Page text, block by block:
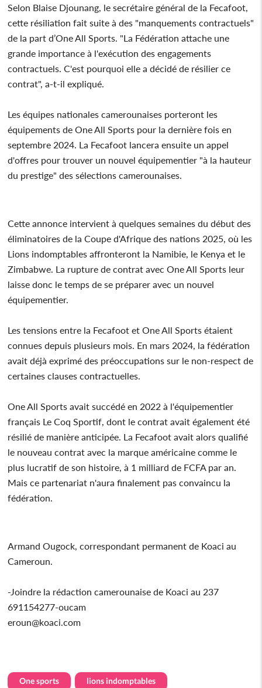
Selon Blaise Djounang, le secrétaire général de la Fecafoot,
cette résiliation fait suite à des "manquements contractuels"
de la part d’One All Sports. "La Fédération attache une
grande importance à l'exécution des engagements
contractuels. C'est pourquoi elle a décidé de résilier ce
contrat", a-t-il expliqué.
Les équipes nationales camerounaises porteront les
équipements de One All Sports pour la dernière fois en
septembre 2024. La Fecafoot lancera ensuite un appel
d'offres pour trouver un nouvel équipementier "à la hauteur
du prestige" des sélections camerounaises.
Cette annonce intervient à quelques semaines du début des
éliminatoires de la Coupe d'Afrique des nations 2025, où les
Lions indomptables affronteront la Namibie, le Kenya et le
Zimbabwe. La rupture de contrat avec One All Sports leur
laisse donc le temps de se préparer avec un nouvel
équipementier.
Les tensions entre la Fecafoot et One All Sports étaient
connues depuis plusieurs mois. En mars 2024, la fédération
avait déjà exprimé des préoccupations sur le non-respect de
certaines clauses contractuelles.
One All Sports avait succédé en 2022 à l'équipementier
français Le Coq Sportif, dont le contrat avait également été
résilié de manière anticipée. La Fecafoot avait alors qualifié
le nouveau contrat avec la marque américaine comme le
plus lucratif de son histoire, à 1 milliard de FCFA par an.
Mais ce partenariat n'aura finalement pas convaincu la
fédération.
Armand Ougock, correspondant permanent de Koaci au
Cameroun.
-Joindre la rédaction camerounaise de Koaci au 237
691154277-oucam
eroun@koaci.com
One sports lions indomptables